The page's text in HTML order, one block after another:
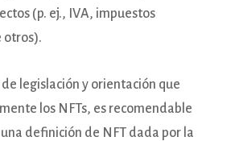
(p. ej., IVA, impuestos
otros).
legislación y orientación que
los NFTs, es recomendable
definición de NFT dada por la